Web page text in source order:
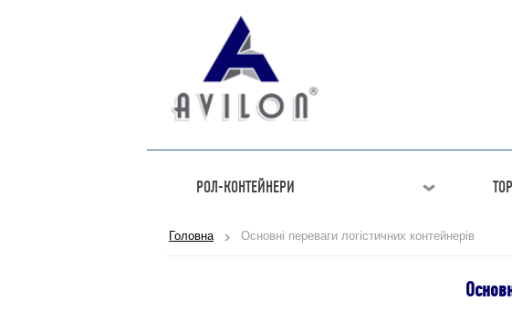
РОЛ-КОНТЕЙНЕРИ
Головна Основні переваги логістичних контейнерів